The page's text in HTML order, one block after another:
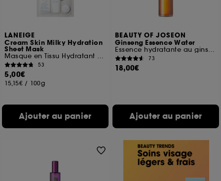
LANEIGE
Cream Skin Milky Hydration
Sheet Mask
Masque en Tissu Hydratant et Apaisant
53
5,00€
15,15€ / 100g
Ajouter au panier
BEAUTY OF JOSEON
Ginseng Essence Water
Essence hydratante au ginseng énergisant
73
18,00€
Ajouter au panier